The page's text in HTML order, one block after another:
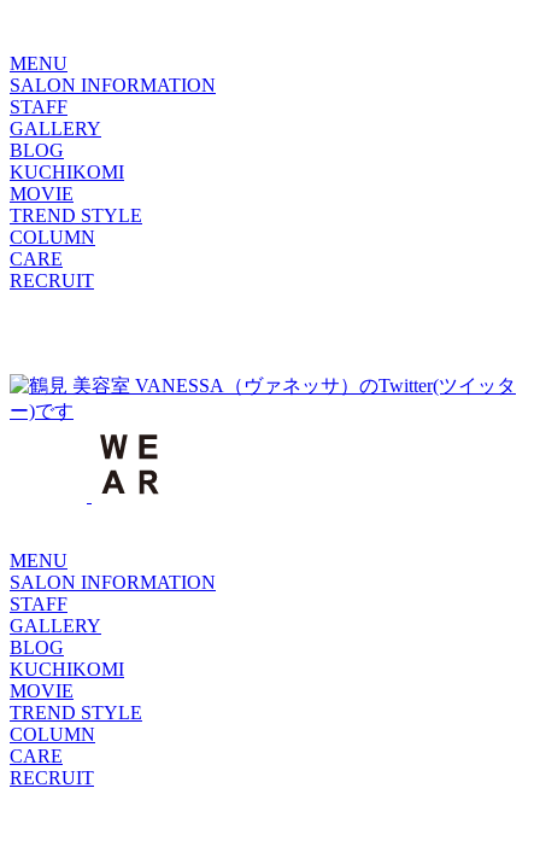
MENU
SALON INFORMATION
STAFF
GALLERY
BLOG
KUCHIKOMI
MOVIE
TREND STYLE
COLUMN
CARE
RECRUIT
MENU
SALON INFORMATION
STAFF
GALLERY
BLOG
KUCHIKOMI
MOVIE
TREND STYLE
COLUMN
CARE
RECRUIT